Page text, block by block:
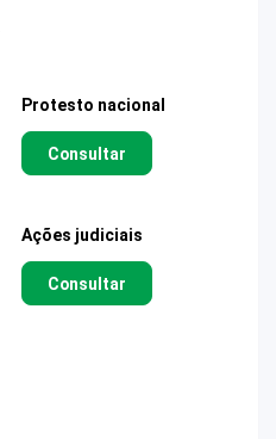
Protesto nacional
Consultar
Ações judiciais
Consultar